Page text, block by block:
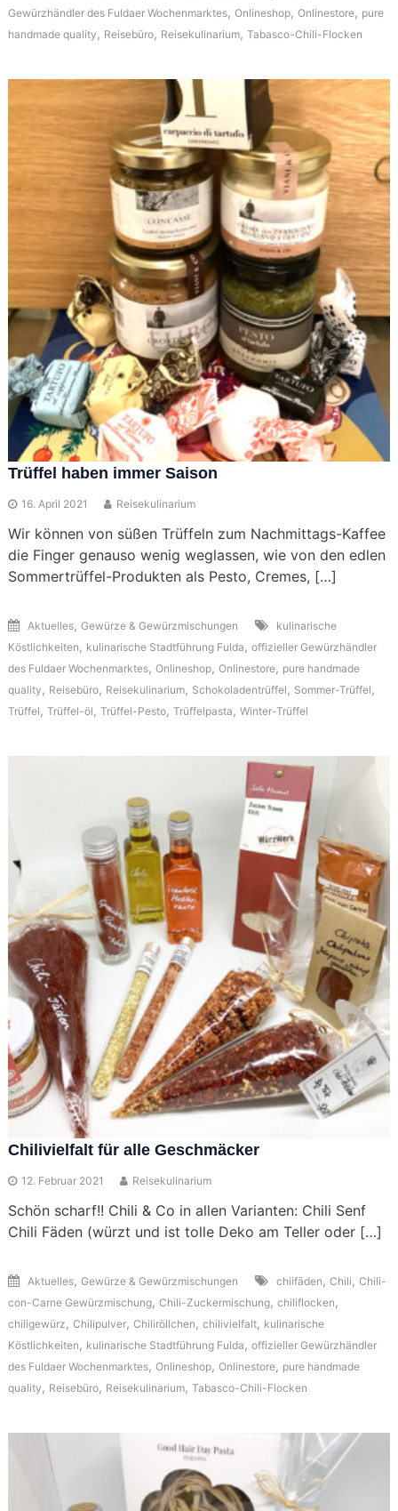
Gewürzhändler des Fuldaer Wochenmarktes, Onlineshop, Onlinestore, pure
handmade quality , Reisebüro, Reisekulinarium, Tabasco-Chili-Flocken
Trüffel haben immer Saison
16. April 2021 Reisekulinarium
Wir können von süßen Trüffeln zum Nachmittags-Kaffee
die Finger genauso wenig weglassen, wie von den edlen
Sommertrüffel-Produkten als Pesto, Cremes, […]
Aktuelles, Gewürze & Gewürzmischungen
kulinarische
Köstlichkeiten , kulinarische Stadtführung Fulda , offizieller Gewürzhändler
des Fuldaer Wochenmarktes, Onlineshop, Onlinestore, pure handmade
quality , Reisebüro, Reisekulinarium, Schokoladentrüffel , Sommer-Trüffel ,
Trüffel , Trüffel-öl , Trüffel-Pesto, Trüffelpasta , Winter-Trüffel
Chilivielfalt für alle Geschmäcker
12. Februar 2021 Reisekulinarium
Schön scharf!! Chili & Co in allen Varianten: Chili Senf
Chili Fäden (würzt und ist tolle Deko am Teller oder […]
Aktuelles, Gewürze & Gewürzmischungen chiifäden , Chili , Chili-
con-Carne Gewürzmischung, Chili-Zuckermischung, chiliflocken ,
chiligewürz , Chilipulver, Chiliröllchen , chilivielfalt, kulinarische
Köstlichkeiten , kulinarische Stadtführung Fulda , offizieller Gewürzhändler
des Fuldaer Wochenmarktes, Onlineshop, Onlinestore, pure handmade
quality , Reisebüro, Reisekulinarium, Tabasco-Chili-Flocken